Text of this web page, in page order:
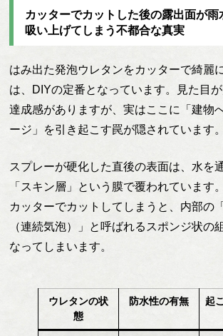
カッターでカットした後の露出面が雨
吸い上げてしまう不都合な真実
はみ出た発泡ウレタンをカッターで綺麗
は、DIYの定番となっています。見た目
達成感がありますが、実はここに「建物
ージ」を引き起こす罠が隠されています。
スプレーが硬化した直後の表面は、水を
「スキン層」という膜で覆われています
カッターでカットしてしまうと、内部の
（連続気泡）」と呼ばれるスポンジ状の
なってしまいます。
ウレタンの状
態
防水性の有無
起